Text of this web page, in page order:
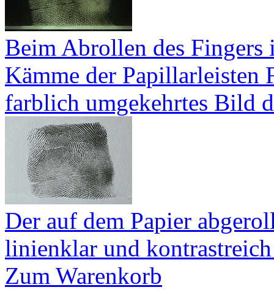
Beim Abrollen des Fingers
Kämme der Papillarleisten
farblich umgekehrtes Bild
Der auf dem Papier
linienklar und
Zum Warenkorb